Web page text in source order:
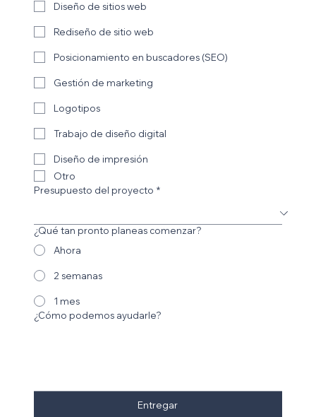
Diseño de sitios web
Rediseño de sitio web
Posicionamiento en buscadores (SEO)
Gestión de marketing
Logotipos
Trabajo de diseño digital
Diseño de impresión
Otro
Presupuesto del proyecto *
¿Qué tan pronto planeas comenzar?
Ahora
2 semanas
1 mes
¿Cómo podemos ayudarle?
Entregar